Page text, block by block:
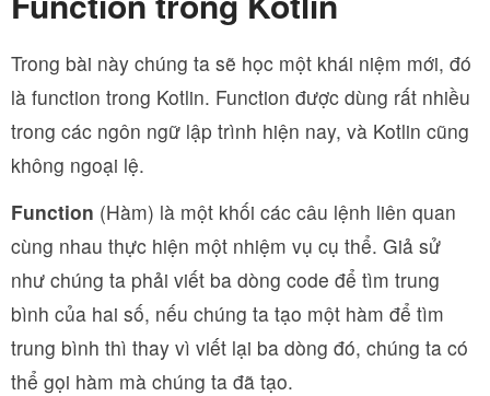
Trong bài này chúng ta sẽ học một khái niệm mới, đó
là function trong Kotlin. Function được dùng rất nhiều
trong các ngôn ngữ lập trình hiện nay, và Kotlin cũng
không ngoại lệ.
Function (Hàm) là một khối các câu lệnh liên quan
cùng nhau thực hiện một nhiệm vụ cụ thể. Giả sử
như chúng ta phải viết ba dòng code để tìm trung
bình của hai số, nếu chúng ta tạo một hàm để tìm
trung bình thì thay vì viết lại ba dòng đó, chúng ta có
thể gọi hàm mà chúng ta đã tạo.